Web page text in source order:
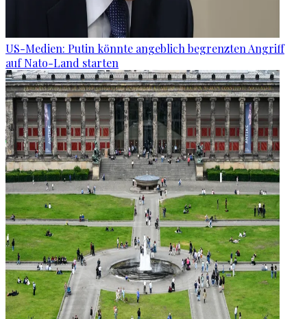
US-Medien: Putin könnte angeblich begrenzten Angriff
auf Nato-Land starten